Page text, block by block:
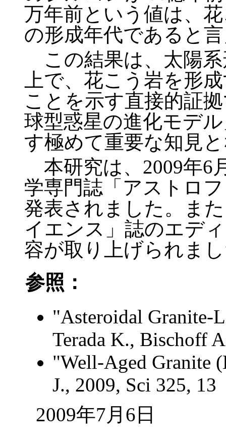
万年前という値は、
の形成年代であると
この結果は、太陽系
上で、花こう岩を形
ことを示す直接的証
球型惑星の進化モデ
す極めて重要な知見
本研究は、2009年6
学専門誌「アストロ
発表されました。ま
イエンス」誌のエデ
容が取り上げられま
参照：
"Asteroidal Granite-
Terada K., Bischoff
"Well-Aged Granite
J., 2009, Sci 325, 13
2009年